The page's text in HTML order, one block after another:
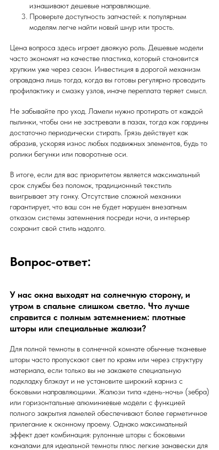
изнашивают дешевые направляющие.
Проверьте доступность запчастей: к популярным
моделям легче найти новый шнур или трость.
Цена вопроса здесь играет двоякую роль. Дешевые модели
часто экономят на качестве пластика, который становится
хрупким уже через сезон. Инвестиция в дорогой механизм
оправдана лишь тогда, когда вы готовы регулярно проводить
профилактику и смазку узлов, иначе переплата теряет смысл.
Не забывайте про уход. Ламели нужно протирать от каждой
пылинки, чтобы они не застревали в пазах, тогда как гардины
достаточно периодически стирать. Грязь действует как
абразив, ускоряя износ любых подвижных элементов, будь то
ролики бегунки или поворотные оси.
В итоге, если для вас приоритетом является максимальный
срок службы без поломок, традиционный текстиль
выигрывает эту гонку. Отсутствие сложной механики
гарантирует, что ваш сон не будет нарушен внезапным
отказом системы затемнения посреди ночи, а интерьер
сохранит свой стиль надолго.
Вопрос-ответ:
У нас окна выходят на солнечную сторону, и
утром в спальне слишком светло. Что лучше
справится с полным затемнением: плотные
шторы или специальные жалюзи?
Для полной темноты в солнечной комнате обычные тканевые
шторы часто пропускают свет по краям или через структуру
материала, если только вы не закажете специальную
подкладку блэкаут и не установите широкий карниз с
боковыми направляющими. Жалюзи типа «день-ночь» (зебра)
или горизонтальные алюминиевые модели с функцией
полного закрытия ламелей обеспечивают более герметичное
прилегание к оконному проему. Однако максимальный
эффект дает комбинация: рулонные шторы с боковыми
каналами для идеальной темноты плюс легкие занавески для